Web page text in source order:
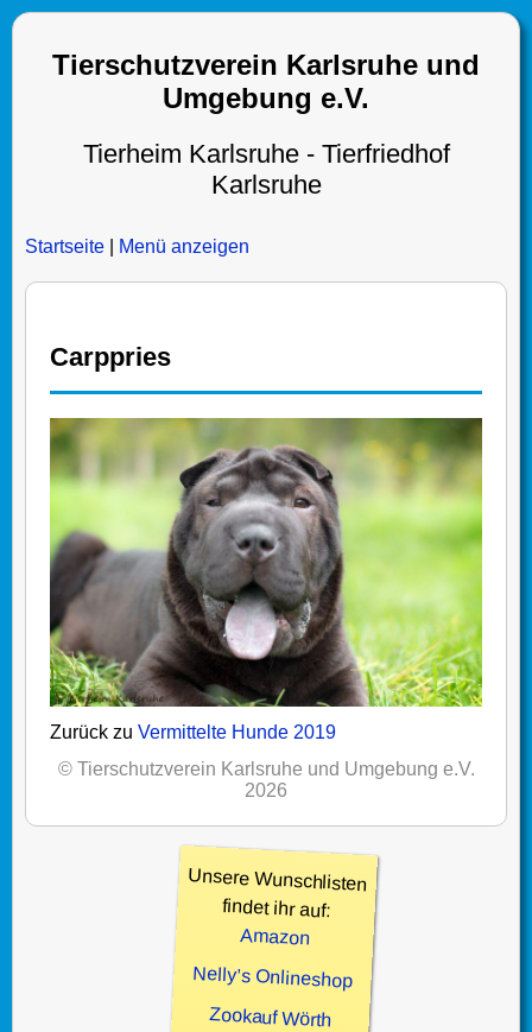
Tierschutzverein Karlsruhe und
Umgebung e.V.
Tierheim Karlsruhe - Tierfriedhof
Karlsruhe
Startseite Menü anzeigen
Carppries
Zurück zu Vermittelte Hunde 2019
© Tierschutzverein Karlsruhe und Umgebung e.V.
2026
Unsere Wunschlisten
findet ihr auf:
Amazon
Nelly’s Onlineshop
Zookauf Wörth